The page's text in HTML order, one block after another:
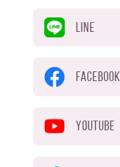
LINE
FACEBOOK
YOUTUBE